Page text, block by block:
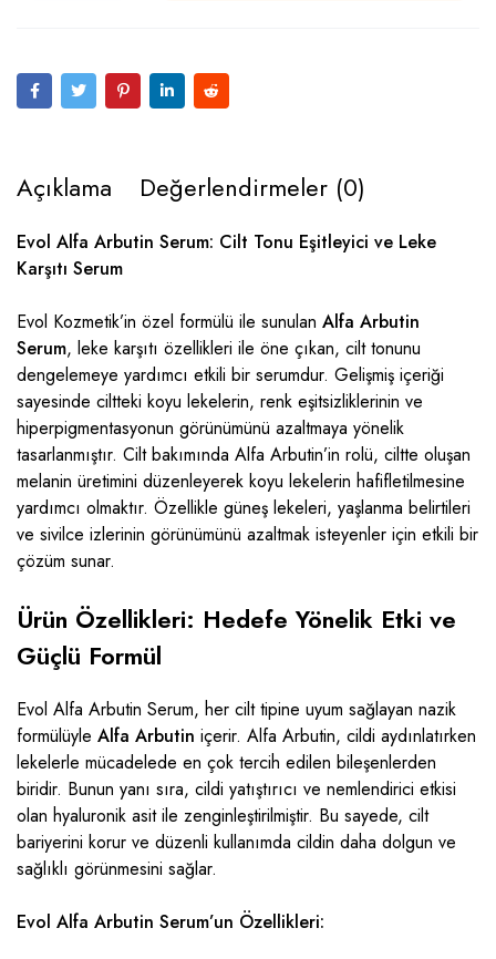
Açıklama Değerlendirmeler (0)
Evol Alfa Arbutin Serum: Cilt Tonu Eşitleyici ve Leke
Karşıtı Serum
Evol Kozmetik’in özel formülü ile sunulan Alfa Arbutin
Serum, leke karşıtı özellikleri ile öne çıkan, cilt tonunu
dengelemeye yardımcı etkili bir serumdur. Gelişmiş içeriği
sayesinde ciltteki koyu lekelerin, renk eşitsizliklerinin ve
hiperpigmentasyonun görünümünü azaltmaya yönelik
tasarlanmıştır. Cilt bakımında Alfa Arbutin’in rolü, ciltte oluşan
melanin üretimini düzenleyerek koyu lekelerin hafifletilmesine
yardımcı olmaktır. Özellikle güneş lekeleri, yaşlanma belirtileri
ve sivilce izlerinin görünümünü azaltmak isteyenler için etkili bir
çözüm sunar.
Ürün Özellikleri: Hedefe Yönelik Etki ve
Güçlü Formül
Evol Alfa Arbutin Serum, her cilt tipine uyum sağlayan nazik
formülüyle Alfa Arbutin içerir. Alfa Arbutin, cildi aydınlatırken
lekelerle mücadelede en çok tercih edilen bileşenlerden
biridir. Bunun yanı sıra, cildi yatıştırıcı ve nemlendirici etkisi
olan hyaluronik asit ile zenginleştirilmiştir. Bu sayede, cilt
bariyerini korur ve düzenli kullanımda cildin daha dolgun ve
sağlıklı görünmesini sağlar.
Evol Alfa Arbutin Serum’un Özellikleri: